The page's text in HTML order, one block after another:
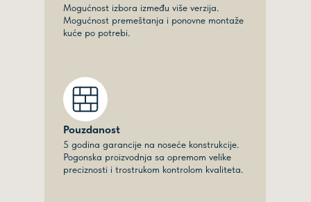
Pouzdanost
5 godina garancije na noseće konstrukcije.
Pogonska proizvodnja sa opremom velike
preciznosti i trostrukom kontrolom kvaliteta.
Mogućnost izbora između više verzija.
Mogućnost premeštanja i ponovne montaže
kuće po potrebi.